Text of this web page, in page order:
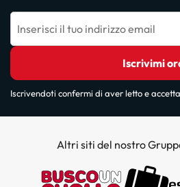
Inserisci il tuo indirizzo email
Iscrivimi
Iscrivendoti confermi di aver letto e
Altri siti del nostro